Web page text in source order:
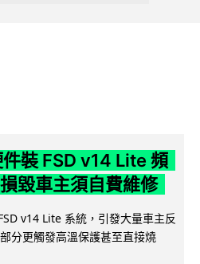
裝 FSD v14 Lite 頻
毀車主須自費維修
v14 Lite 系統，引發大量車主反
分更觸發高溫保護甚至直接燒